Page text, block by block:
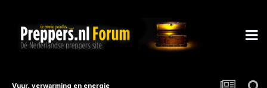
Vuur, verwarming en energie